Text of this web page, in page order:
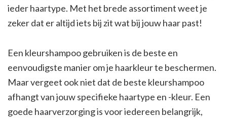
ieder haartype. Met het brede assortiment weet je
zeker dat er altijd iets bij zit wat bij jouw haar past!
Een kleurshampoo gebruiken is de beste en
eenvoudigste manier om je haarkleur te beschermen.
Maar vergeet ook niet dat de beste kleurshampoo
afhangt van jouw specifieke haartype en -kleur. Een
goede haarverzorging is voor iedereen belangrijk,